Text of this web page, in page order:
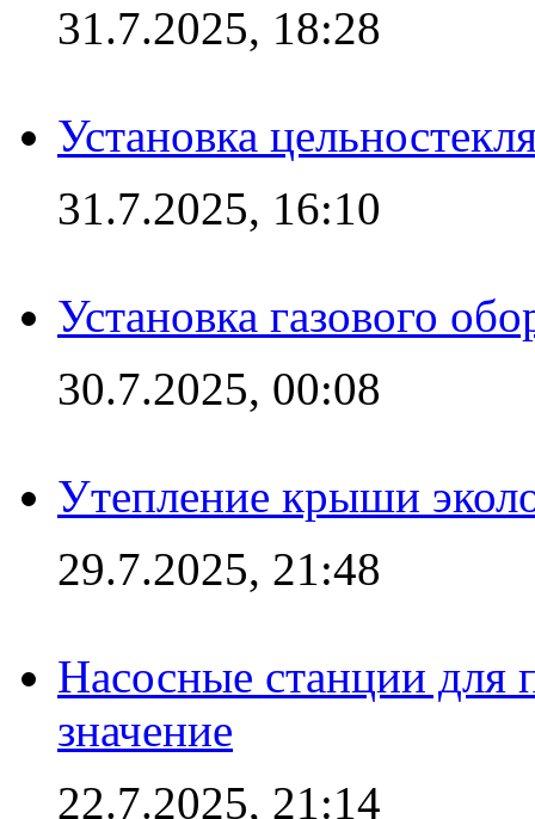
31.7.2025, 18:28
Установка
31.7.2025, 16:10
Установка газового
30.7.2025, 00:08
Утепление крыши
29.7.2025, 21:48
Насосные станции для
значение
22.7.2025, 21:14